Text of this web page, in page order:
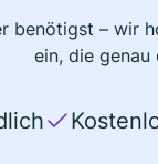
benötigst – wir
ein, die genau